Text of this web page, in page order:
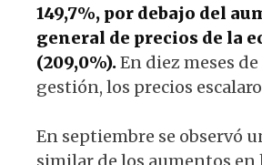
149,7%, por debajo del
general de precios de la
(209,0%).En diez meses
gestión, los precios
En septiembre se observó
similar de los aumentos en